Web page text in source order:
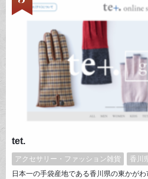
る、「本物の美味しさ」をどうぞご賞味く
tet.
アクセサリー・ファッション雑貨
香川
日本一の手袋産地である香川県の東かが